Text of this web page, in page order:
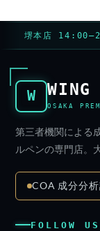
堺本店
W WING
OSAKA
第三者機関による
ルペンの専門店。
COA 成分分
FOLLOW US